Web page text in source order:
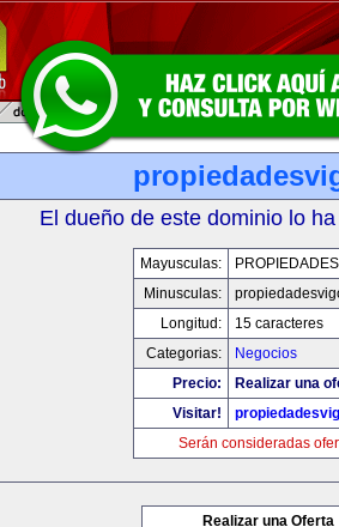
El dueño de este dominio lo
Mayusculas:
Minusculas:
Longitud:
15 caracteres
Categorias:
Negocios
Precio:
Realizar una
Visitar!
Serán consideradas
Realizar una Oferta